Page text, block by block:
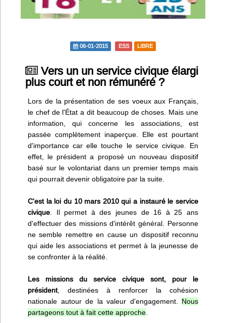
Abo Lettrasso
Désabo Lettrasso
Nous contacter
06-01-2015 ESS LIBRE
Vers un un service civique élargi
plus court et non rémunéré ?
Lors de la présentation de ses voeux aux Français,
le chef de l'État a dit beaucoup de choses. Mais une
information, qui concerne les associations, est
passée complètement inaperçue. Elle est pourtant
d'importance car elle touche le service civique. En
effet, le président a proposé un nouveau dispositif
basé sur le volontariat dans un premier temps mais
qui pourrait devenir obligatoire par la suite.
C'est la loi du 10 mars 2010 qui a instauré le service
civique . Il permet à des jeunes de 16 à 25 ans
d'effectuer des missions d'intérêt général. Personne
ne semble remettre en cause un dispositif reconnu
qui aide les associations et permet à la jeunesse de
se confronter à la réalité.
Les missions du service civique sont, pour le
président, destinées à renforcer la cohésion
nationale autour de la valeur d'engagement. Nous
partageons tout à fait cette approche